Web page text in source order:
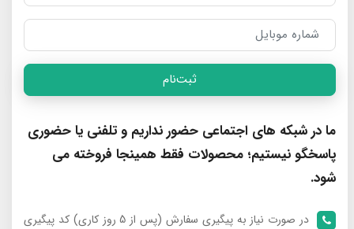
ثبت‌نام
ما در شبکه های اجتماعی حضور نداریم و تلفنی یا حضوری
پاسخگو نیستیم؛ محصولات فقط همینجا فروخته می
شود.
در صورت نیاز به پیگیری سفارش (پس از 5 روز کاری) کد پیگیری